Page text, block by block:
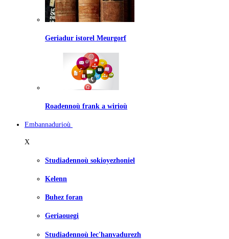
Geriadur istorel Meurgorf
Roadennoù frank a wirioù
Embannadurioù
X
Studiadennoù sokioyezhoniel
Kelenn
Buhez foran
Geriaouegi
Studiadennoù lec'hanvadurezh